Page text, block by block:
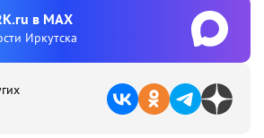
в MAX
Иркутска